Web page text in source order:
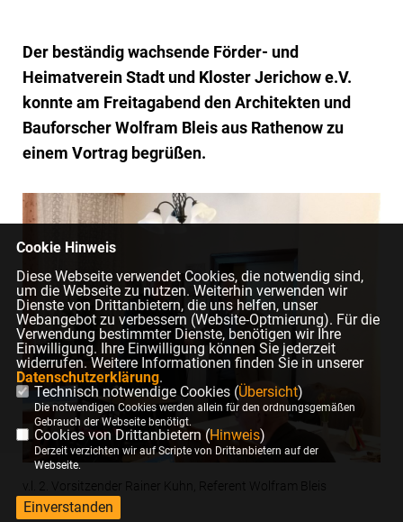
Der beständig wachsende Förder- und
Heimatverein Stadt und Kloster Jerichow e.V.
konnte am Freitagabend den Architekten und
Bauforscher Wolfram Bleis aus Rathenow zu
einem Vortrag begrüßen.
v.l. 2. Vorsitzender Rainer Kuhn, Referent Wolfram Bleis
Cookie Hinweis
Diese Webseite verwendet Cookies, die notwendig sind,
um die Webseite zu nutzen. Weiterhin verwenden wir
Dienste von Drittanbietern, die uns helfen, unser
Webangebot zu verbessern (Website-Optmierung). Für die
Verwendung bestimmter Dienste, benötigen wir Ihre
Einwilligung. Ihre Einwilligung können Sie jederzeit
widerrufen. Weitere Informationen finden Sie in unserer
Datenschutzerklärung.
Technisch notwendige Cookies (Übersicht)
Die notwendigen Cookies werden allein für den ordnungsgemäßen
Gebrauch der Webseite benötigt.
Cookies von Drittanbietern (Hinweis)
Derzeit verzichten wir auf Scripte von Drittanbietern auf der
Webseite.
Einverstanden